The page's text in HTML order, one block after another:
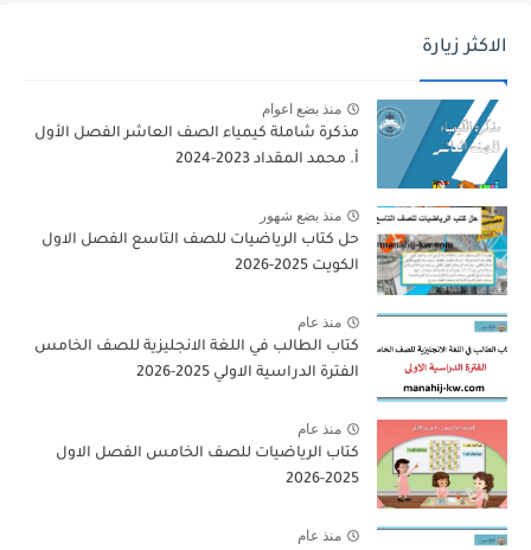
الاكثر زيارة
منذ بضع اعوام
مذكرة شاملة كيمياء الصف العاشر الفصل الأول
أ. محمد المقداد 2023-2024
منذ بضع شهور
حل كتاب الرياضيات للصف التاسع الفصل الاول
الكويت 2025-2026
منذ عام
كتاب الطالب في اللغة الانجليزية للصف الخامس
الفترة الدراسية الاولي 2025-2026
منذ عام
كتاب الرياضيات للصف الخامس الفصل الاول
2025-2026
منذ عام